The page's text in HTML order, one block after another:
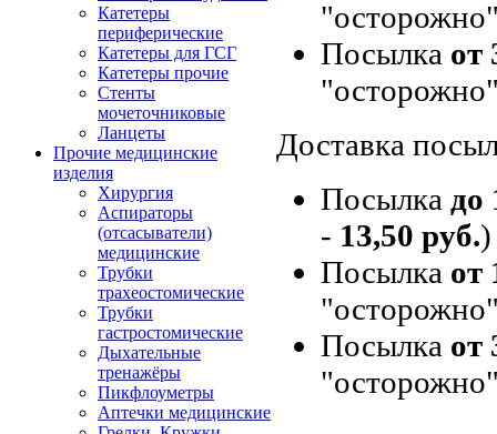
Катетеры
периферические
Катетеры для ГСГ
Катетеры прочие
Стенты
мочеточниковые
Ланцеты
Прочие медицинские
изделия
Хирургия
Аспираторы
(отсасыватели)
медицинские
Трубки
трахеостомические
Трубки
гастростомические
Дыхательные
тренажёры
Пикфлоуметры
Аптечки медицинские
Посылка от
Доставка
Посылка до
- 13,50 руб.)
Посылка от
Посылка от